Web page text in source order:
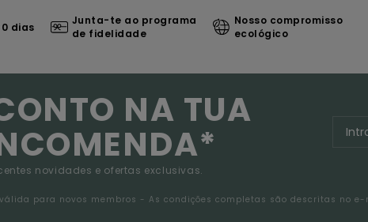
dias
Junta-te ao programa
de fidelidade
Nosso compromisso
ecológico
NA TUA
novidades e ofertas exclusivas.
para novos membros - As condições completas são descritas no